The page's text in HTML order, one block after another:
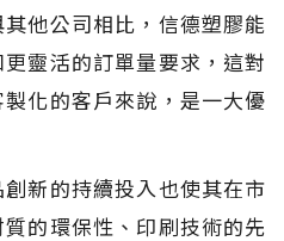
他公司相比，信德塑膠能
靈活的訂單量要求，這對
化的客戶來說，是一大優
新的持續投入也使其在市
的環保性、印刷技術的先